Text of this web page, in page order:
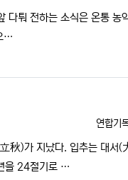
퉈 전하는 소식은 온통 농
…
등록자
연합기
秋)가 지났다. 입추는 대서(
을 24절기로 …